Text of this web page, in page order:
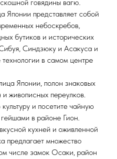
говядины вагю.
Японии представляет собой
небоскребов,
бутиков и исторических
Синдзюку и Асакуса и
в самом центре
Японии, полон знаковых
живописных переулков.
и посетите чайную
в районе Гион.
кухней и оживленной
предлагает множество
числе замок Осаки, район